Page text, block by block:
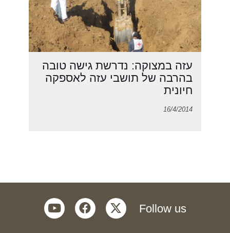
עזה במצוקה: נדרשת גישה טובה
בהרבה של תושבי עזה לאספקה
חיונית
16/4/2014
Follow us
twitter
facebook
youtube